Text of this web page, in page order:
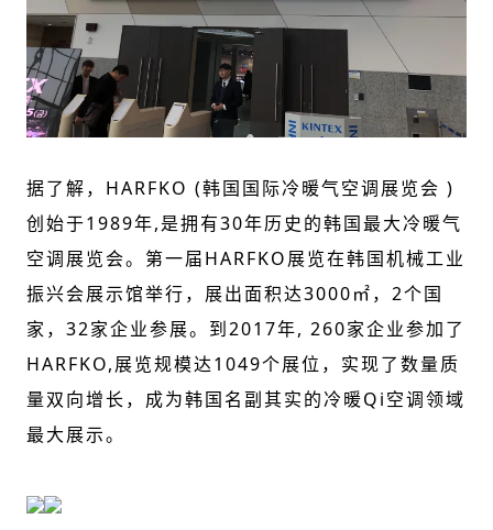
据了解， HARFKO (韩国国际冷暖气空调展览会 )
创始于1989年,是拥有30年历史的韩国最大冷暖气
空调展览会。第一届HARFKO展览在韩国机械工业
振兴会展示馆举行，展出面积达3000㎡， 2个国
家， 32家企业参展。到2017年, 260家企业参加了
HARFKO,展览规模达1049个展位，实现了数量质
量双向增长，成为韩国名副其实的冷暖Qi空调领域
最大展示。